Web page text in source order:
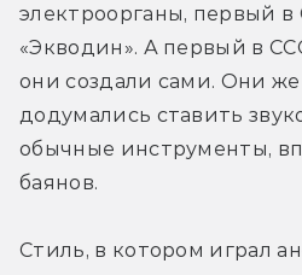
электроорганы, первый в
«Экводин». А первый в
они создали сами. Они
додумались ставить
обычные инструменты,
баянов.
Стиль, в котором играл